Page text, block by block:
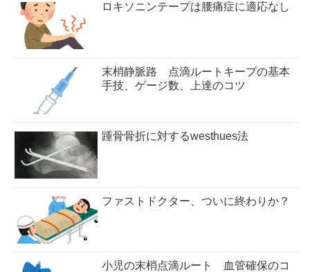
ロキソニンテープは腰痛症に適応なし
末梢静脈路 点滴ルートキープの基本
手技、ゲージ数、上達のコツ
踵骨骨折に対するwesthues法
ファストドクター、ついに終わりか？
小児の末梢点滴ルート 血管確保のコ